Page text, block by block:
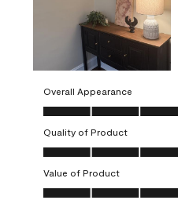
Overall Appearance
Overall Appearance, 5.0 out
Quality of Product
Quality of Product, 5.0 out of
Value of Product
Value of Product, 5.0 out of 5